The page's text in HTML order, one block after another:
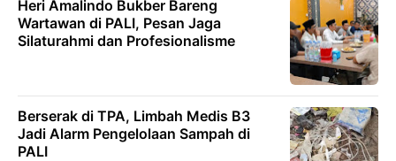
Heri Amalindo Bukber Bareng
Wartawan di PALI, Pesan Jaga
Silaturahmi dan Profesionalisme
Berserak di TPA, Limbah Medis B3
Jadi Alarm Pengelolaan Sampah di
PALI